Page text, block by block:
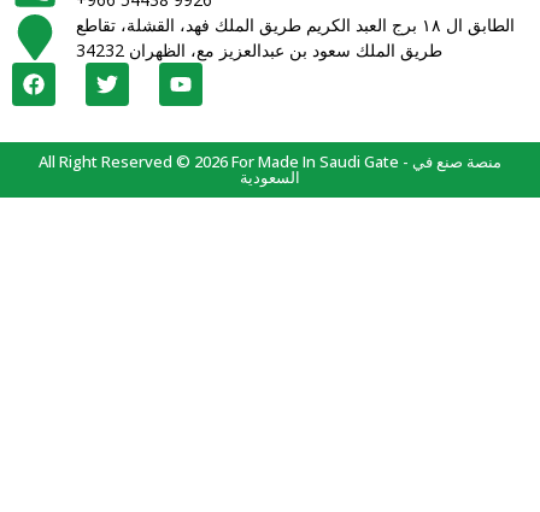
الطابق ال ١٨ برج العبد الكريم طريق الملك فهد، القشلة، تقاطع
طريق الملك سعود بن عبدالعزيز مع، الظهران 34232
All Right Reserved © 2026 For Made In Saudi Gate - منصة صنع في
السعودية